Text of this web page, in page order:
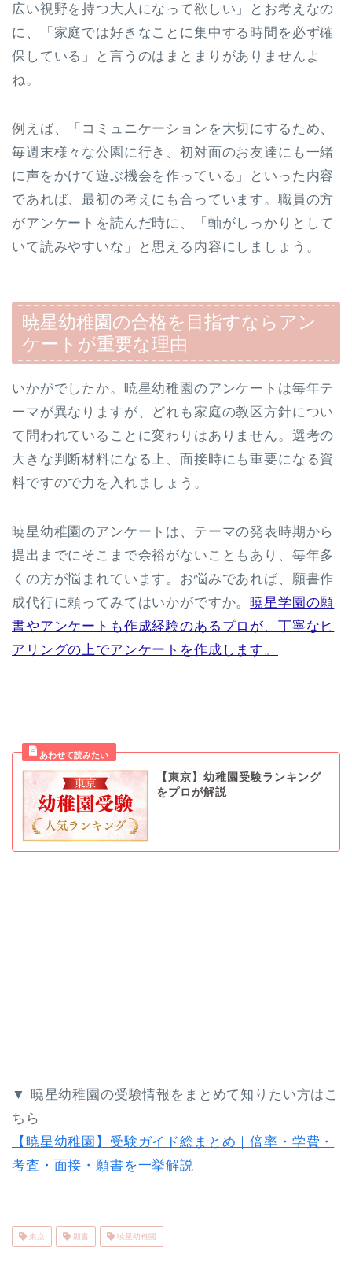
広い視野を持つ大人になって欲しい」とお考えなの
に、「家庭では好きなことに集中する時間を必ず確
保している」と言うのはまとまりがありませんよ
ね。
例えば、「コミュニケーションを大切にするため、
毎週末様々な公園に行き、初対面のお友達にも一緒
に声をかけて遊ぶ機会を作っている」といった内容
であれば、最初の考えにも合っています。職員の方
がアンケートを読んだ時に、「軸がしっかりとして
いて読みやすいな」と思える内容にしましょう。
暁星幼稚園の合格を目指すならアン
ケートが重要な理由
いかがでしたか。暁星幼稚園のアンケートは毎年テ
ーマが異なりますが、どれも家庭の教区方針につい
て問われていることに変わりはありません。選考の
大きな判断材料になる上、面接時にも重要になる資
料ですので力を入れましょう。
暁星幼稚園のアンケートは、テーマの発表時期から
提出までにそこまで余裕がないこともあり、毎年多
くの方が悩まれています。お悩みであれば、願書作
成代行に頼ってみてはいかがですか。 暁星学園の願
書やアンケートも作成経験のあるプロが、丁寧なヒ
アリングの上でアンケートを作成します。
【東京】幼稚園受験ランキング
をプロが解説
▼ 暁星幼稚園の受験情報をまとめて知りたい方はこ
ちら
【暁星幼稚園】受験ガイド総まとめ｜倍率・学費・
考査・面接・願書を一挙解説
東京 願書 暁星幼稚園